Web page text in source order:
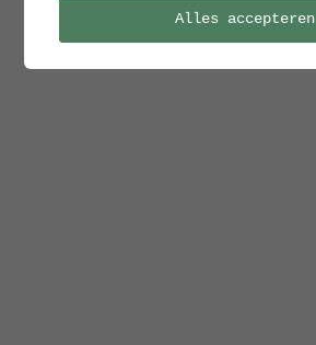
Alles accepteren